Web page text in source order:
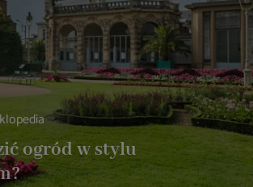
ogród w stylu